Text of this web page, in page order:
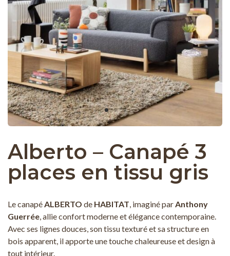
Alberto – Canapé 3
places en tissu gris
Le canapéALBERTO de HABITAT, imaginé parAnthony
Guerrée, allie confort moderne et élégance contemporaine.
Avec ses lignes douces, son tissu texturé et sa structure en
bois apparent, il apporte une touche chaleureuse et design à
tout intérieur.